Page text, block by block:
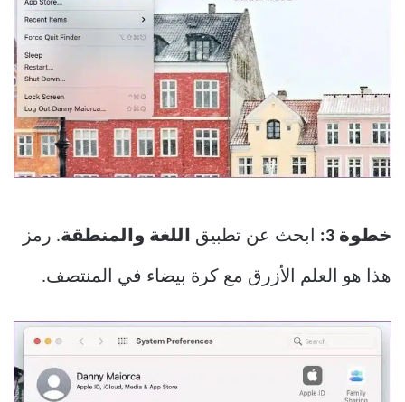
خطوة 3: ابحث عن تطبيق اللغة والمنطقة. رمز
هذا هو العلم الأزرق مع كرة بيضاء في المنتصف.